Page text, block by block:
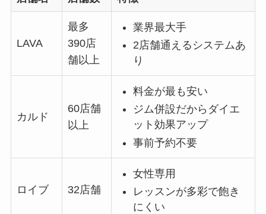
LAVA
最多
390店
舗以上
業界最大手
2店舗通えるシステムあ
り
カルド
60店舗
以上
料金が最も安い
ジム併設だからダイエ
ット効果アップ
事前予約不要
ロイブ 32店舗
女性専用
レッスンが多彩で飽き
にくい